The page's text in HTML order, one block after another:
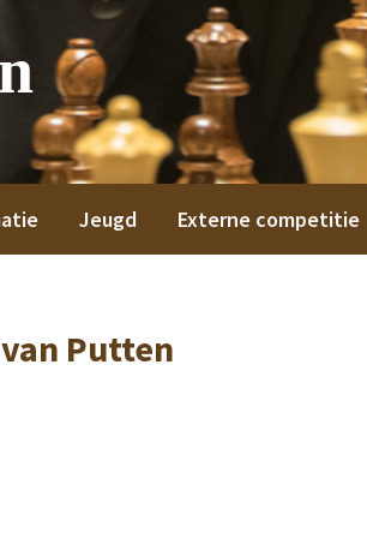
Jeugd Externe competitie
Putten